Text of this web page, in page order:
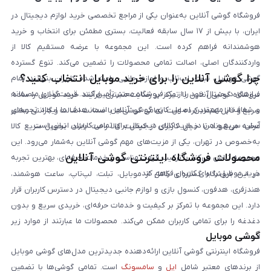
فروشگاه گوشی آنلاین به‌عنوان یکی از مراجع تخصصی خرید لوازم دیجیتال در
ایران، با بیش از ۱۷ سال سابقه فعالیت، بستری مطمئن برای انتخاب و خرید
هوشمندانه فراهم کرده است. این مجموعه با عرضه مستقیم کالا از
واردکنندگان اصلی، اصالت تمامی محصولات را تضمین می‌کند. تنوع گسترده
گوشی موبایل، تبلت، لپ‌تاپ و لوازم جانبی باعث شده کاربران بتوانند تمام
نیازهای دیجیتال خود را از یک فروشگاه معتبر تأمین کنند. قیمت‌گذاری منصفانه
و شفاف از مهم‌ترین اصول کاری گوشی آنلاین است. هدف ما ایجاد تجربه‌ای
آسان، سریع و امن در خرید کالای دیجیتال برای تمامی کاربران ایرانی است.
چرا گوشی آنلاین را برای خرید موبایل انتخاب کنید؟
فروشگاه گوشی آنلاین با تمرکز بر رضایت مشتری، فرآیند خرید موبایل را ساده،
سریع و قابل اعتماد کرده است. تمامی گوشی‌ها با ضمانت اصالت و گارانتی معتبر
عرضه می‌شوند تا خیال کاربران از کیفیت کالا راحت باشد. تحویل سریع کالا
به‌خصوص در تهران، یکی از مزیت‌های مهم گوشی آنلاین به‌شمار می‌رود. این
مجموعه تلاش می‌کند با ترکیب قیمت مناسب و خدمات حرفه‌ای، بهترین تجربه
خرید موبایل را برای کاربران فراهم کند.
محصولات فروشگاه اینترنتی گوشی آنلاین
در این فروشگاه گستره‌ای کامل از موبایل، تبلت، لپ‌تاپ، ساعت هوشمند،
هندزفری، هدفون، کنسول بازی و لوازم جانبی دیجیتال در دسترس کاربران قرار
دارد. این مجموعه با تمرکز بر کیفیت و خدمات حرفه‌ای، خریدی سریع و بدون
دغدغه را برای تمامی کاربران ممکن می‌کند. محصولات ما عبارتند از موارد زیر
است:
گوشی موبایل
فروشگاه اینترنتی گوشی آنلاین ارائه‌دهنده جدیدترین مدل‌های گوشی موبایل
از برندهای معتبر شامل اپل و سامسونگ است. تمامی گوشی‌ها با تضمین